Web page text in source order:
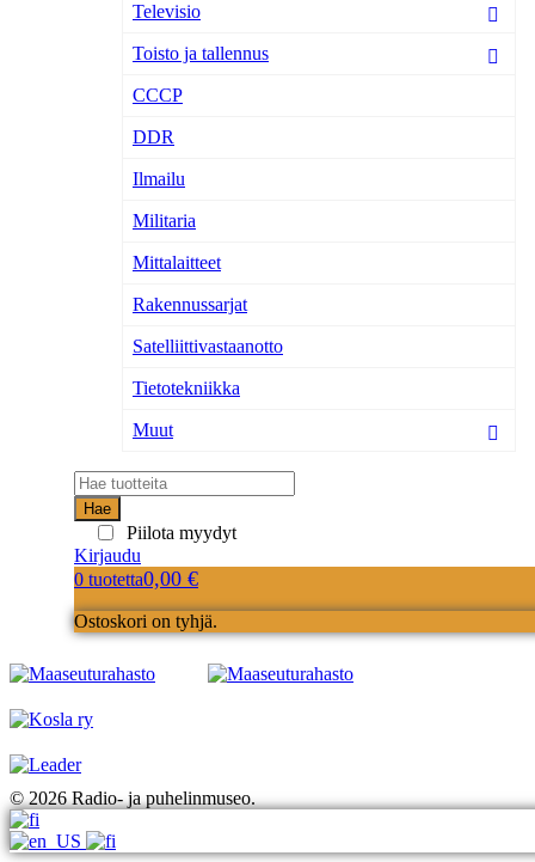
Televisio
Toisto ja tallennus
CCCP
DDR
Ilmailu
Militaria
Mittalaitteet
Rakennussarjat
Satelliittivastaanotto
Tietotekniikka
Muut
Hae
Piilota myydyt
Kirjaudu
0 tuotetta0,00 €
Ostoskori on tyhjä.
© 2026 Radio- ja puhelinmuseo.